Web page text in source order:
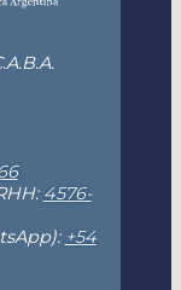
4576-
+54